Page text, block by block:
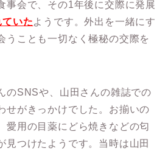
事会で、その1年後に交際に発展
いたようです。外出を一緒にす
うことも一切なく極秘の交際を
のSNSや、山田さんの雑誌での
せがきっかけでした。お揃いの
愛用の目薬にどら焼きなどの匂
見つけたようです。当時は山田